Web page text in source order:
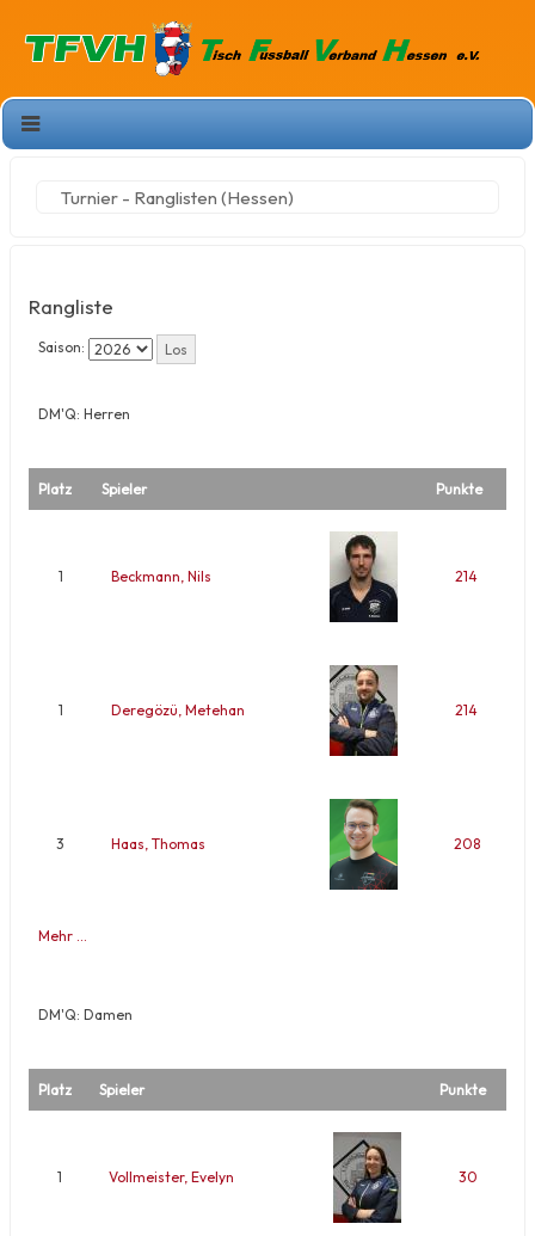
Turnier - Ranglisten (Hessen)
Rangliste
Saison:
DM'Q: Herren
Platz Spieler Punkte
1 Beckmann, Nils 214
1 Deregözü, Metehan 214
3 Haas, Thomas 208
Mehr …
DM'Q: Damen
Platz Spieler Punkte
1 Vollmeister, Evelyn 30